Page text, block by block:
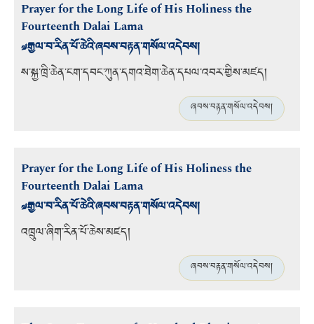
Prayer for the Long Life of His Holiness the
Fourteenth Dalai Lama
༧རྒྱལ་བ་རིན་པོ་ཆེའི་ཞབས་བརྟན་གསོལ་འདེབས།
ས་སྐྱ་ཁྲི་ཆེན་ངག་དབང་ཀུན་དགའ་ཐེག་ཆེན་དཔལ་འབར་གྱིས་མཛད།
ཞབས་བརྟན་གསོལ་འདེབས།
Prayer for the Long Life of His Holiness the
Fourteenth Dalai Lama
༧རྒྱལ་བ་རིན་པོ་ཆེའི་ཞབས་བརྟན་གསོལ་འདེབས།
འཁྲུལ་ཞིག་རིན་པོ་ཆེས་མཛད།
ཞབས་བརྟན་གསོལ་འདེབས།